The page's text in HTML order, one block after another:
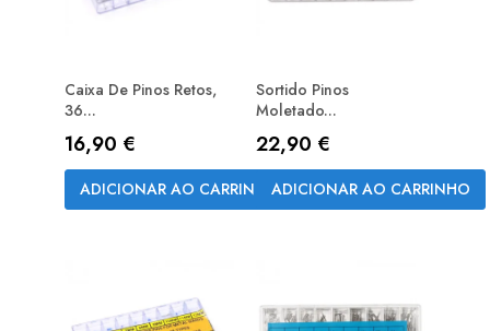
Caixa De Pinos Retos,
36...
Preço
16,90 €
ADICIONAR AO CARRINHO
Sortido Pinos
Moletado...
Preço
22,90 €
ADICIONAR AO CARRINHO